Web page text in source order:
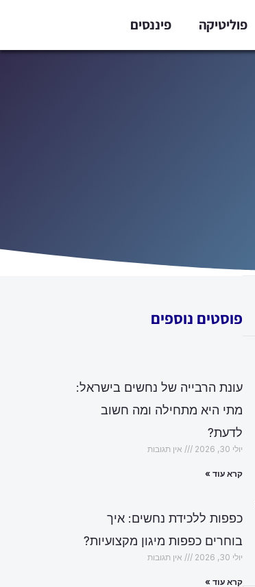
פוליטיקה פיננסים
פוסטים נוספים
עונת הרבייה של נחשים בישראל:
מתי היא מתחילה ומה חשוב
לדעת?
יולי 30, 2026 אין תגובות
קרא עוד »
כפפות ללכידת נחשים: איך
בוחרים כפפות מיגון מקצועיות?
יולי 30, 2026 אין תגובות
קרא עוד »